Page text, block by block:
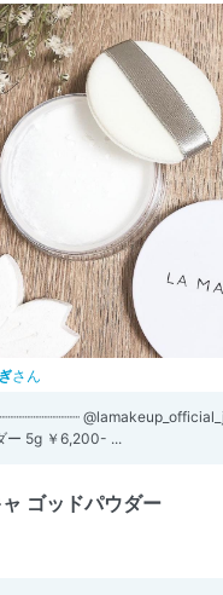
さん
ー 5g ￥6,200- ...
ゴッドパウダー